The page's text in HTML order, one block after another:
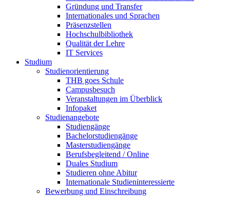
Gründung und Transfer
Internationales und Sprachen
Präsenzstellen
Hochschulbibliothek
Qualität der Lehre
IT Services
Studium
Studienorientierung
THB goes Schule
Campusbesuch
Veranstaltungen im Überblick
Infopaket
Studienangebote
Studiengänge
Bachelorstudiengänge
Masterstudiengänge
Berufsbegleitend / Online
Duales Studium
Studieren ohne Abitur
Internationale Studieninteressierte
Bewerbung und Einschreibung